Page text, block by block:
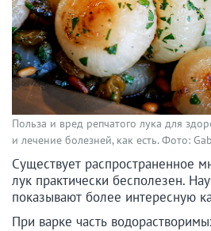
Польза и вред репчатого лука для
и лечение болезней, как есть. Фото:
Существует распространенное
лук практически бесполезен.
показывают более интересную
При варке часть